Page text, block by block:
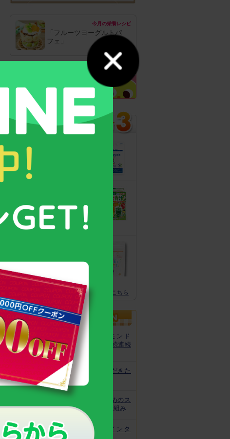
今月の栄養レシピ
「フルーツヨーグルトパ
フェ」
野菜と乳酸菌
たっぷり！
守る力を高める
給に最適！ 身
スクスクのっぽくん推奨全グッズはこちら
カルシウムグミが、モンド
「最高金賞」を13年連続連続
受賞！
非常時にお役立ていただきた
いトレーニング
皆様の安心と安全のためのス
クスクのっぽくんの取り組み
なでしこ宮間選手にインタ
ビュー！